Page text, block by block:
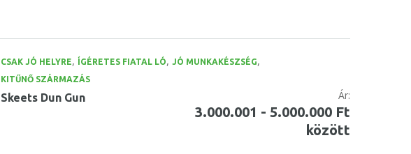
CSAK JÓ HELYRE, ÍGÉRETES FIATAL LÓ, JÓ MUNKAKÉSZSÉG,
KITŰNŐ SZÁRMAZÁS
Skeets Dun Gun Ár:
3.000.001 - 5.000.000 Ft
között